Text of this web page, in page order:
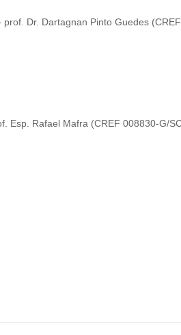
Dr. Dartagnan Pinto Guedes
Esp. Rafael Mafra (CREF 008830-G/